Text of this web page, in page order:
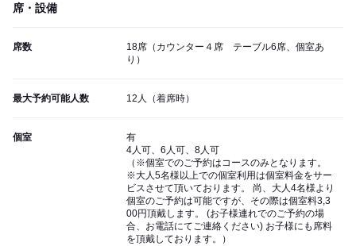
席・設備
席数
18席（カウンター４席 テーブル6席、個室あ
り）
最大予約可能人数 12人（着席時）
個室
有
4人可、6人可、8人可
（※個室でのご予約はコースのみとなります。
※大人5名様以上での個室利用は個室料金をサー
ビスさせて頂いております。 尚、大人4名様より
個室のご予約は可能ですが、その際は個室料3,3
00円頂戴します。 (お子様連れでのご予約の場
合、お電話にてご連絡ください) お子様にも席料
を頂戴しております。）